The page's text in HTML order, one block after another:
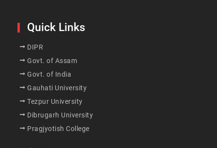
Quick Links
DIPR
Govt. of Assam
Govt. of India
Gauhati University
Tezpur University
Dibrugarh University
Pragjyotish College